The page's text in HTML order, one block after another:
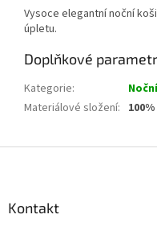
Vysoce elegantní noční
úpletu.
Doplňkové
Kategorie:
Materiálové složení:
Kontakt